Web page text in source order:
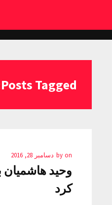
Posts Tagged: وحید
by on دسامبر 28, 2016
وحید هاشمیان
کرد